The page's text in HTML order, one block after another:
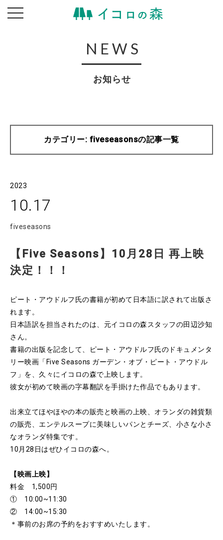
toggle
navigation
NEWS
お知らせ
カテゴリー: fiveseasonsの記事一覧
2023
10.17
fiveseasons
【Five Seasons】10月28日 再上映
決定！！！
ピート・アウドルフ氏の書籍が初めて日本語に訳されて出版さ
れます。
日本語訳を担当されたのは、元イコロの森スタッフの田辺沙知
さん。
書籍の出版を記念して、ピート・アウドルフ氏のドキュメンタ
リー映画「Five Seasons ガーデン・オブ・ピート・アウドル
フ」を、久々にイコロの森で上映します。
彼女が初めて映画の字幕翻訳を手掛けた作品でもあります。
出来立てほやほやの本の販売と映画の上映、オランダの雑貨類
の販売、エンテルスープに美味しいパンとチーズ、小さな小さ
なオランダ特集です。
10月28日はぜひイコロの森へ。
【映画上映】
料金 1,500円
① 10:00~11:30
② 14:00~15:30
＊事前のお席の予約をおすすめいたします。